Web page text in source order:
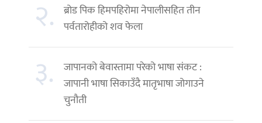
२. ब्रोड पिक हिमपहिरोमा नेपालीसहित तीन
पर्वतारोहीको शव फेला
३.
जापानको बेवास्तामा परेको भाषा संकट :
जापानी भाषा सिकाउँदै मातृभाषा जोगाउने
चुनौती